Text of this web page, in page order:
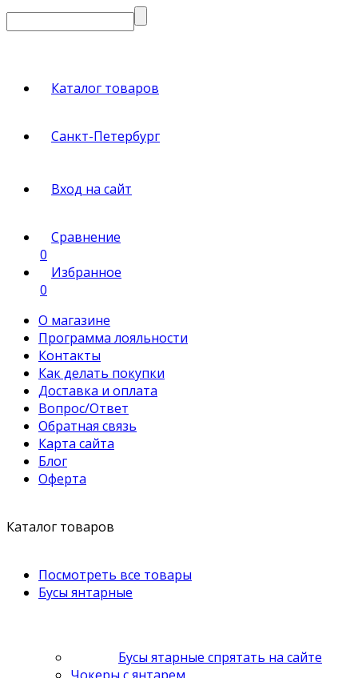
Каталог товаров
Санкт-Петербург
Вход на сайт
Сравнение
0
Избранное
0
О магазине
Программа лояльности
Контакты
Как делать покупки
Доставка и оплата
Вопрос/Ответ
Обратная связь
Карта сайта
Блог
Оферта
Каталог товаров
Посмотреть все товары
Бусы янтарные
Бусы ятарные спрятать на сайте